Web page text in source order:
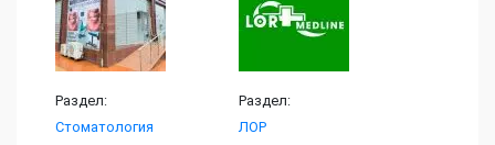
Раздел:
Стоматология
Раздел:
ЛОР